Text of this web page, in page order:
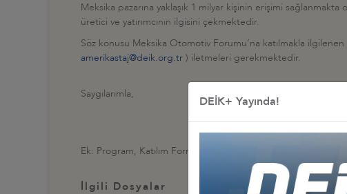
Meksika pazarına yaklaşık 1 milyar kişinin erişimi
üretici ve yatırımcının ilgisini çekmektedir.
Söz konusu Meksika Otomotiv Forumu’na katılmakla
amerikastaj@deik.org.tr ) iletmeleri gerekmektedir.
Saygılarımla,
Ek: Program, Katılım Formu, Meksikalı Firma Listesi
İlgili Dosyalar
DEİK+ Yayında!